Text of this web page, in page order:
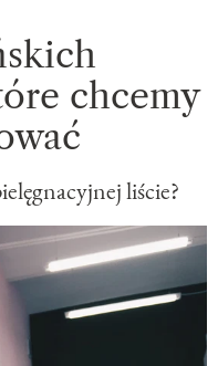
chcemy
liście?